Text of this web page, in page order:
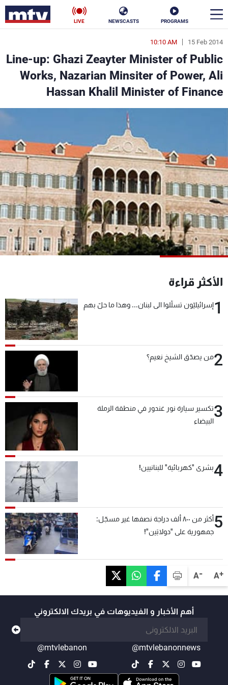
PROGRAMS
NEWSCASTS
LIVE
A+
A-
15 Feb 2014
10:10 AM
Line-up: Ghazi Zeayter Minister of Public
Works, Nazarian Minsiter of Power, Ali
Hassan Khalil Minister of Finance
الأكثر قراءة
1إسرائيليّون تسلّلوا الى لبنان... وهذا ما حلّ بهم
2من يصدّق الشيخ نعيم؟
3تكسير سيارة نور غندور في منطقة الرملة
البيضاء
4بشرى "كهربائية" للبنانيين!
5
أكثر من ٨٠٠ ألف دراجة نصفها غير مسجّل:
جمهورية على "دولابَين"!
أهم الأخبار و الفيديوهات في بريدك الالكتروني
@mtvlebanonnews
@mtvlebanon
en
الأخبار
سياسة ناس
رياضة
كأس العالم
البرامج
جدول البرامج
شاهد البرامج
الترددات
عن MTV
لاعلاناتكم
شروط الإسـتخدام
سياسة الخصوصية